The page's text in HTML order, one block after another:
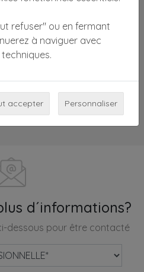
pieds ronds ou disques
fauteuil de coiffeur élimine
la finition brillante, rend le
être appareillée à d'autres
du mobilier du salon.
DES INFORMATIONS
d´informations?
dessous pour être contacté
refuser" ou en fermant
à naviguer avec
accepter Personnaliser